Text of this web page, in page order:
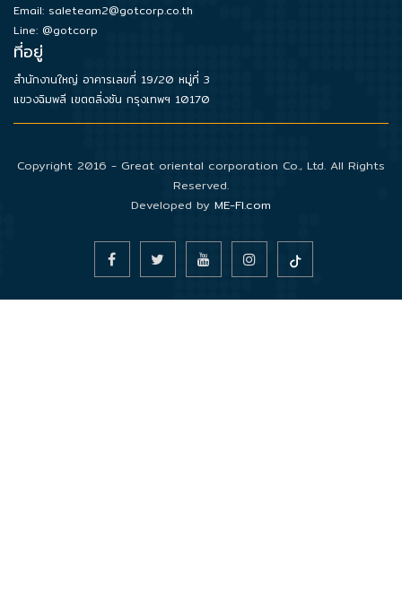
Email: saleteam2@gotcorp.co.th
Line: @gotcorp
ที่อยู่
สำนักงานใหญ่ อาคารเลขที่ 19/20 หมู่ที่ 3
แขวงฉิมพลี เขตตลิ่งชัน กรุงเทพฯ 10170
Copyright 2016 - Great oriental corporation Co., Ltd. All Rights
Reserved.
Developed by ME-FI.com